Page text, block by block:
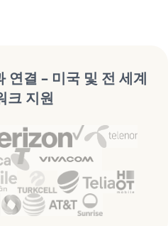
연결 – 미국 및 전 세계
크 지원